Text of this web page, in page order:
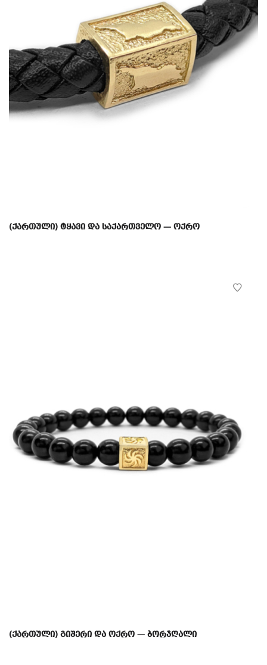
(ქართული) ტყავი და საქართველო — ოქრო
(ქართული) გიშერი და ოქრო — ბორჯღალი